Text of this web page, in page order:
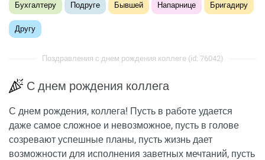
Бухгалтеру Подруге Бывшей Напарнице Бригадиру
Другу
Поздравления с днем рождения коллеге (id: 76042)
С днем рождения коллега
С днем рождения, коллега! Пусть в работе удается
даже самое сложное и невозможное, пусть в голове
созревают успешные планы, пусть жизнь дает
возможности для исполнения заветных мечтаний, пусть